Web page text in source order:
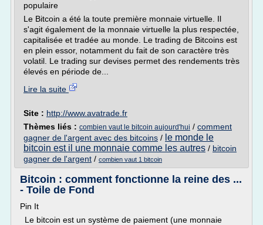
populaire
Le Bitcoin a été la toute première monnaie virtuelle. Il
s'agit également de la monnaie virtuelle la plus respectée,
capitalisée et tradée au monde. Le trading de Bitcoins est
en plein essor, notamment du fait de son caractère très
volatil. Le trading sur devises permet des rendements très
élevés en période de...
Lire la suite
Site : http://www.avatrade.fr
Thèmes liés : combien vaut le bitcoin aujourd'hui / comment
gagner de l'argent avec des bitcoins / le monde le
bitcoin est il une monnaie comme les autres / bitcoin
gagner de l'argent / combien vaut 1 bitcoin
Bitcoin : comment fonctionne la reine des ...
- Toile de Fond
Pin It
Le bitcoin est un système de paiement (une monnaie